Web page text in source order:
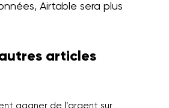
Airtable sera plus
articles
gagner de l’argent sur